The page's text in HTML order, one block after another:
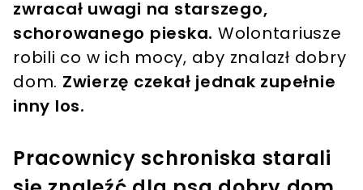
zwracał uwagi na starszego,
schorowanego pieska. Wolontariusze
robili co w ich mocy, aby znalazł dobry
dom. Zwierzę czekał jednak zupełnie
inny los.
Pracownicy schroniska starali